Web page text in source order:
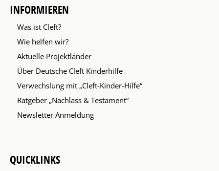
INFORMIEREN
Was ist Cleft?
Wie helfen wir?
Aktuelle Projektländer
Über Deutsche Cleft Kinderhilfe
Verwechslung mit „Cleft-Kinder-Hilfe“
Ratgeber „Nachlass & Testament“
Newsletter Anmeldung
QUICKLINKS